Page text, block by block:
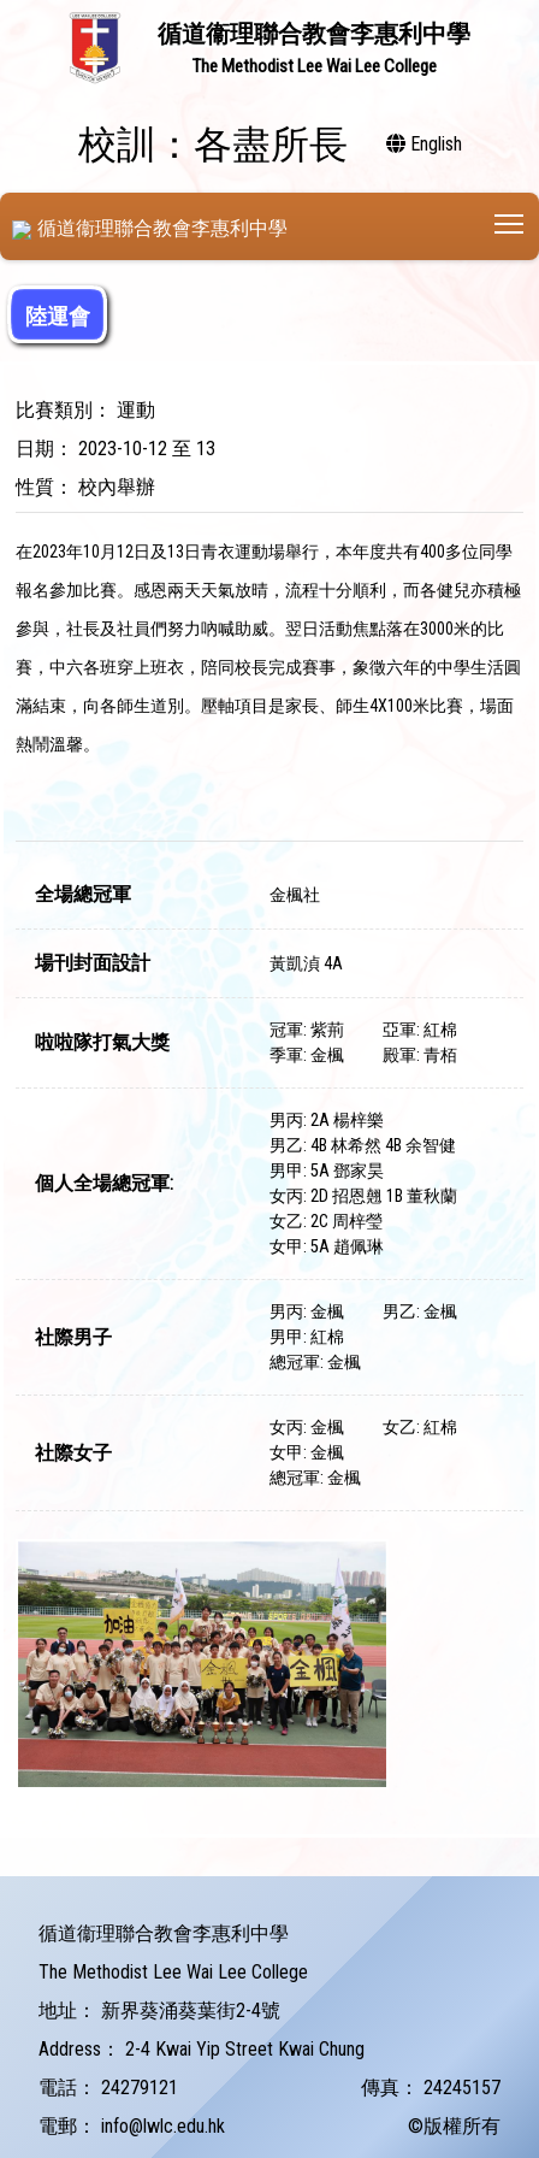
循道衞理聯合教會李惠利中學
The Methodist Lee Wai Lee College
校訓：各盡所長 English
循道衞理聯合教會李惠利中學
陸運會
比賽類別： 運動
日期： 2023-10-12 至 13
性質： 校內舉辦
在2023年10月12日及13日青衣運動場舉行，本年度共有400多位同學
報名參加比賽。感恩兩天天氣放晴，流程十分順利，而各健兒亦積極
參與，社長及社員們努力吶喊助威。翌日活動焦點落在3000米的比
賽，中六各班穿上班衣，陪同校長完成賽事，象徵六年的中學生活圓
滿結束，向各師生道別。壓軸項目是家長、師生4X100米比賽，場面
熱鬧溫馨。
全場總冠軍 金楓社
場刊封面設計 黃凱湞 4A
啦啦隊打氣大獎
冠軍: 紫荊
亞軍: 紅棉
季軍: 金楓
殿軍: 青栢
個人全場總冠軍:
男丙: 2A 楊梓樂
男乙: 4B 林希然 4B 余智健
男甲: 5A 鄧家昊
女丙: 2D 招恩翹 1B 董秋蘭
女乙: 2C 周梓瑩
女甲: 5A 趙佩琳
社際男子
男丙: 金楓
男乙: 金楓
男甲: 紅棉
總冠軍: 金楓
社際女子
女丙: 金楓
女乙: 紅棉
女甲: 金楓
總冠軍: 金楓
循道衞理聯合教會李惠利中學
The Methodist Lee Wai Lee College
地址：
新界葵涌葵葉街2-4號
Address： 2-4 Kwai Yip Street Kwai Chung
電話： 24279121 傳真： 24245157
電郵： info@lwlc.edu.hk ©版權所有